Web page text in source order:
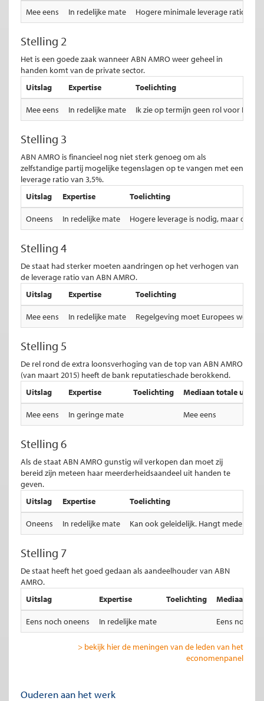
Mee eens In redelijke mate Hogere minimale leverage ratio is
Stelling 2
Het is een goede zaak wanneer ABN AMRO weer geheel in
handen komt van de private sector.
Uitslag
Expertise Toelichting
Mee eens In redelijke mate Ik zie op termijn geen rol voor NL
Stelling 3
ABN AMRO is financieel nog niet sterk genoeg om als
zelfstandige partij mogelijke tegenslagen op te vangen met een
leverage ratio van 3,5%.
Uitslag
Expertise Toelichting
Oneens In redelijke mate Hogere leverage is nodig, maar ook
Stelling 4
De staat had sterker moeten aandringen op het verhogen van
de leverage ratio van ABN AMRO.
Uitslag
Expertise Toelichting
Mee eens In redelijke mate Regelgeving moet Europees
Stelling 5
De rel rond de extra loonsverhoging van de top van ABN AMRO
(van maart 2015) heeft de bank reputatieschade berokkend.
Uitslag
Expertise Toelichting Mediaan totale uitslag
Mee eens In geringe mate Mee eens
Stelling 6
Als de staat ABN AMRO gunstig wil verkopen dan moet zij
bereid zijn meteen haar meerderheidsaandeel uit handen te
geven.
Uitslag
Expertise Toelichting
Oneens In redelijke mate Kan ook geleidelijk. Hangt mede af
Stelling 7
De staat heeft het goed gedaan als aandeelhouder van ABN
AMRO.
Uitslag
Expertise Toelichting Mediaan
Eens noch oneens In redelijke mate Eens noch
> bekijk hier de meningen van de leden van het
economenpanel
Ouderen aan het werk